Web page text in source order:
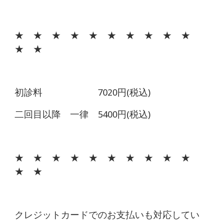
★ ★ ★ ★ ★ ★ ★ ★ ★ ★
★ ★
初診料 7020円(税込)
二回目以降 一律 5400円(税込)
★ ★ ★ ★ ★ ★ ★ ★ ★ ★
★ ★
クレジットカードでのお支払いも対応してい